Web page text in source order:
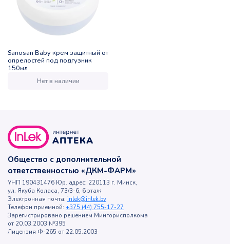
Sanosan Baby крем защитный от
опрелостей под подгузник
150мл
Нет в наличии
Общество с дополнительной
ответственностью «ДКМ-ФАРМ»
УНП 190431476 Юр. адрес: 220113 г. Минск,
ул. Якуба Коласа, 73/3-6, 6 этаж
Электронная почта: inlek@inlek.by
Телефон приемной: +375 (44) 755-17-27
Зарегистрировано решением Мингорисполкома
от 20.03.2003 №395
Лицензия Ф-265 от 22.05.2003